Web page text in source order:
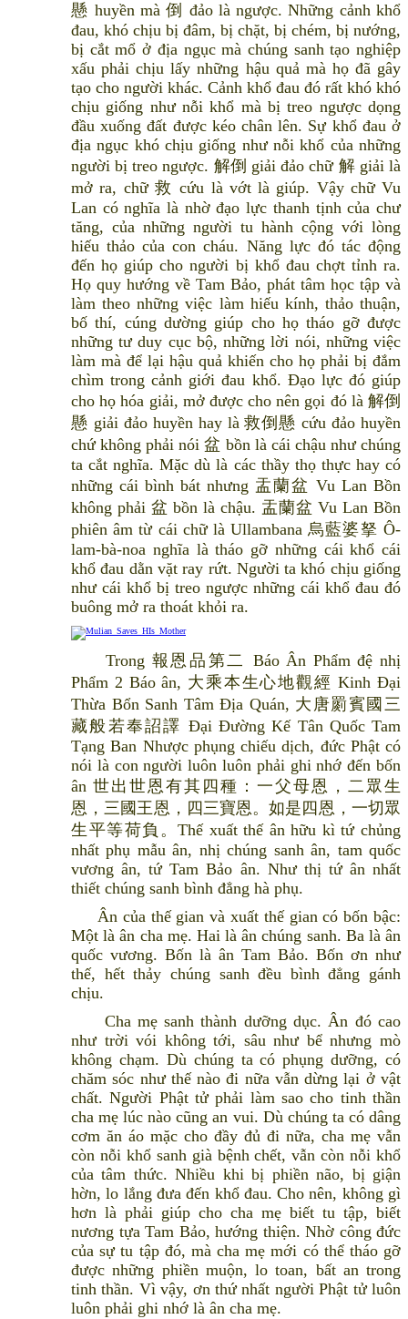
懸 huyền mà 倒 đảo là ngược. Những cảnh khổ
đau, khó chịu bị đâm, bị chặt, bị chém, bị nướng,
bị cắt mổ ở địa ngục mà chúng sanh tạo nghiệp
xấu phải chịu lấy những hậu quả mà họ đã gây
tạo cho người khác. Cảnh khổ đau đó rất khó khó
chịu giống như nỗi khổ mà bị treo ngược dọng
đầu xuống đất được kéo chân lên. Sự khổ đau ở
địa ngục khó chịu giống như nỗi khổ của những
người bị treo ngược. 解倒 giải đảo chữ 解 giải là
mở ra, chữ 救 cứu là vớt là giúp. Vậy chữ Vu
Lan có nghĩa là nhờ đạo lực thanh tịnh của chư
tăng, của những người tu hành cộng với lòng
hiếu thảo của con cháu. Năng lực đó tác động
đến họ giúp cho người bị khổ đau chợt tỉnh ra.
Họ quy hướng về Tam Bảo, phát tâm học tập và
làm theo những việc làm hiếu kính, thảo thuận,
bố thí, cúng dường giúp cho họ tháo gỡ được
những tư duy cục bộ, những lời nói, những việc
làm mà để lại hậu quả khiến cho họ phải bị đắm
chìm trong cảnh giới đau khổ. Đạo lực đó giúp
cho họ hóa giải, mở được cho nên gọi đó là 解倒
懸 giải đảo huyền hay là 救倒懸 cứu đảo huyền
chứ không phải nói 盆 bồn là cái chậu như chúng
ta cắt nghĩa. Mặc dù là các thầy thọ thực hay có
những cái bình bát nhưng 盂蘭盆 Vu Lan Bồn
không phải 盆 bồn là chậu. 盂蘭盆 Vu Lan Bồn
phiên âm từ cái chữ là Ullambana 烏藍婆拏 Ô-
lam-bà-noa nghĩa là tháo gỡ những cái khổ cái
khổ đau dằn vặt ray rứt. Người ta khó chịu giống
như cái khổ bị treo ngược những cái khổ đau đó
buông mở ra thoát khỏi ra.
Trong 報恩品第二 Báo Ân Phẩm đệ nhị
Phẩm 2 Báo ân, 大乘本生心地觀經 Kinh Đại
Thừa Bổn Sanh Tâm Địa Quán, 大唐罽賓國三
藏般若奉詔譯 Đại Đường Kế Tân Quốc Tam
Tạng Ban Nhược phụng chiếu dịch, đức Phật có
nói là con người luôn luôn phải ghi nhớ đến bốn
ân 世出世恩有其四種：一父母恩，二眾生
恩，三國王恩，四三寶恩。如是四恩，一切眾
生平等荷負。Thế xuất thế ân hữu kì tứ chủng
nhất phụ mẫu ân, nhị chúng sanh ân, tam quốc
vương ân, tứ Tam Bảo ân. Như thị tứ ân nhất
thiết chúng sanh bình đẳng hà phụ.
Ân của thế gian và xuất thế gian có bốn bậc:
Một là ân cha mẹ. Hai là ân chúng sanh. Ba là ân
quốc vương. Bốn là ân Tam Bảo. Bốn ơn như
thế, hết thảy chúng sanh đều bình đẳng gánh
chịu.
Cha mẹ sanh thành dưỡng dục. Ân đó cao
như trời vói không tới, sâu như bể nhưng mò
không chạm. Dù chúng ta có phụng dưỡng, có
chăm sóc như thế nào đi nữa vẫn dừng lại ở vật
chất. Người Phật tử phải làm sao cho tinh thần
cha mẹ lúc nào cũng an vui. Dù chúng ta có dâng
cơm ăn áo mặc cho đầy đủ đi nữa, cha mẹ vẫn
còn nỗi khổ sanh già bệnh chết, vẫn còn nỗi khổ
của tâm thức. Nhiều khi bị phiền não, bị giận
hờn, lo lắng đưa đến khổ đau. Cho nên, không gì
hơn là phải giúp cho cha mẹ biết tu tập, biết
nương tựa Tam Bảo, hướng thiện. Nhờ công đức
của sự tu tập đó, mà cha mẹ mới có thể tháo gỡ
được những phiền muộn, lo toan, bất an trong
tinh thần. Vì vậy, ơn thứ nhất người Phật tử luôn
luôn phải ghi nhớ là ân cha mẹ.